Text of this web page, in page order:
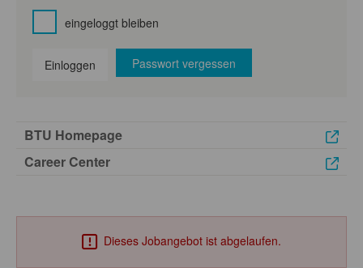
eingeloggt bleiben
Einloggen Passwort vergessen
BTU Homepage
Career Center
Dieses Jobangebot ist abgelaufen.